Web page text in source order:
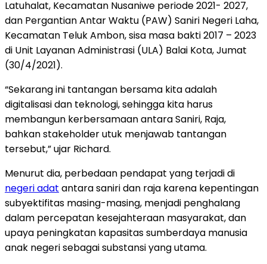
Latuhalat, Kecamatan Nusaniwe periode 2021- 2027,
dan Pergantian Antar Waktu (PAW) Saniri Negeri Laha,
Kecamatan Teluk Ambon, sisa masa bakti 2017 – 2023
di Unit Layanan Administrasi (ULA) Balai Kota, Jumat
(30/4/2021).
“Sekarang ini tantangan bersama kita adalah
digitalisasi dan teknologi, sehingga kita harus
membangun kerbersamaan antara Saniri, Raja,
bahkan stakeholder utuk menjawab tantangan
tersebut,” ujar Richard.
Menurut dia, perbedaan pendapat yang terjadi di
negeri adat antara saniri dan raja karena kepentingan
subyektifitas masing-masing, menjadi penghalang
dalam percepatan kesejahteraan masyarakat, dan
upaya peningkatan kapasitas sumberdaya manusia
anak negeri sebagai substansi yang utama.